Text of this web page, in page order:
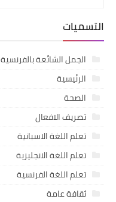
التسميات
الجمل الشائعة بالفرنسية
الرئيسية
الصحة
تصريف الافعال
تعلم اللغة الاسبانية
تعلم اللغة الانجليزية
تعلم اللغة الفرنسية
ثقافة عامة